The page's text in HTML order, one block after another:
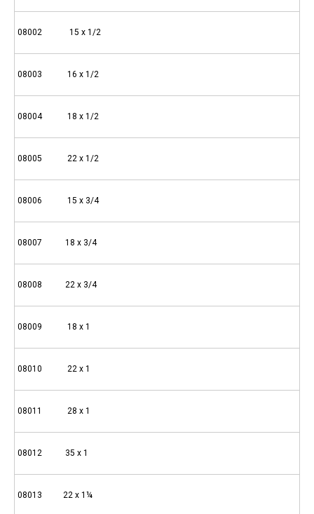
08002 15 x 1/2
08003 16 x 1/2
08004 18 x 1/2
08005 22 x 1/2
08006 15 x 3/4
08007 18 x 3/4
08008 22 x 3/4
08009 18 x 1
08010 22 x 1
08011 28 x 1
08012 35 x 1
08013 22 x 1¼